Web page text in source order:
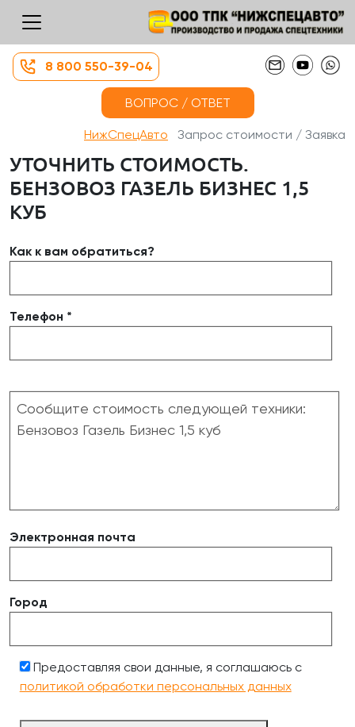
8 800 550-39-04
ВОПРОС / ОТВЕТ
НижСпецАвто Запрос стоимости / Заявка
УТОЧНИТЬ СТОИМОСТЬ.
БЕНЗОВОЗ ГАЗЕЛЬ БИЗНЕС 1,5
КУБ
Как к вам обратиться?
Телефон *
Электронная почта
Город
Предоставляя свои данные, я соглашаюсь с
политикой обработки персональных данных